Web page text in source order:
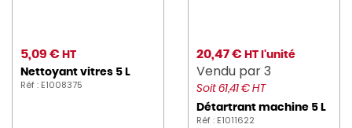
5,09 € HT
Nettoyant vitres 5 L
Réf : E1008375
20,47 € HT l'unité
Vendu par 3
Soit 61,41 € HT
Détartrant machine 5 L
Réf : E1011622